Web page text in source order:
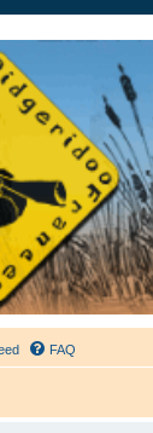
France Didgeridoo -
FAQ